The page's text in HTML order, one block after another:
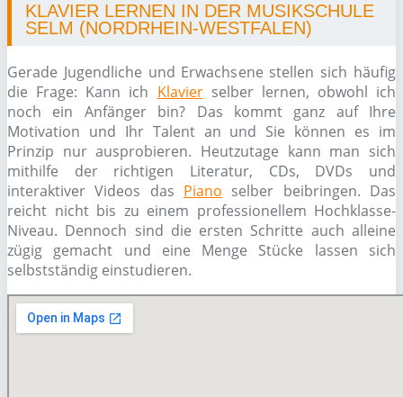
KLAVIER LERNEN IN DER MUSIKSCHULE
SELM (NORDRHEIN-WESTFALEN)
Gerade Jugendliche und Erwachsene stellen sich häufig
die Frage: Kann ich Klavierselber lernen, obwohl ich
noch ein Anfänger bin? Das kommt ganz auf Ihre
Motivation und Ihr Talent an und Sie können es im
Prinzip nur ausprobieren. Heutzutage kann man sich
mithilfe der richtigen Literatur, CDs, DVDs und
interaktiver Videos das Piano selber beibringen. Das
reicht nicht bis zu einem professionellem Hochklasse-
Niveau. Dennoch sind die ersten Schritte auch alleine
zügig gemacht und eine Menge Stücke lassen sich
selbstständig einstudieren.